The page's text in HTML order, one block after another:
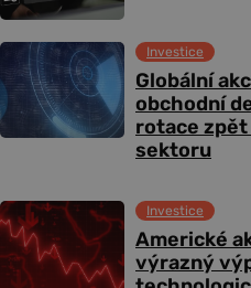
Globální
obchodní
rotace
sektoru
Investice
Americké
výrazný
Investice